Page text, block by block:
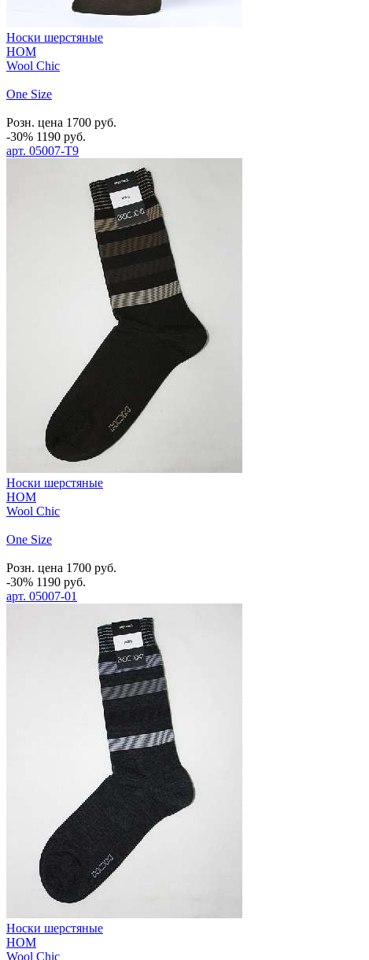
Носки шерстяные
HOM
Wool Chic
One Size
Розн. цена 1700 руб.
-30% 1190 руб.
арт. 05007-T9
Носки шерстяные
HOM
Wool Chic
One Size
Розн. цена 1700 руб.
-30% 1190 руб.
арт. 05007-01
Носки шерстяные
HOM
Wool Chic